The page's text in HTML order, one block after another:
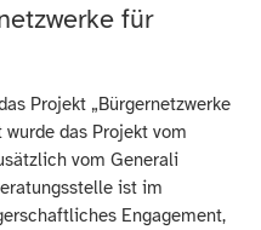
Region als Raum für
Zusammenhalts in
älterer Menschen
Hilfe für Seniorinnen und
Einschränkungen
offenen Treffs oder
für
Projekt „Bürgernetzwerke
das Projekt vom
vom Generali
ist im
Engagement,